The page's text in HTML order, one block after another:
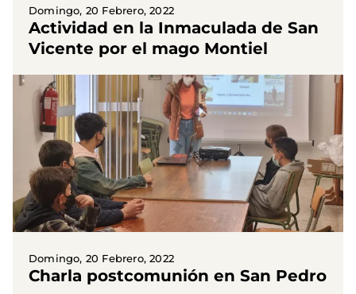
Domingo, 20 Febrero, 2022
Actividad en la Inmaculada de San
Vicente por el mago Montiel
Domingo, 20 Febrero, 2022
Charla postcomunión en San Pedro